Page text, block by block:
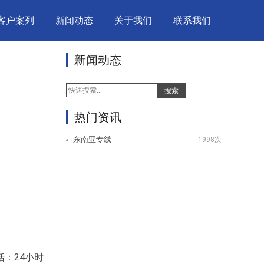
户案列 新闻动态 关于我们 联系我们
：24小时
新闻动态
搜索
热门资讯
东南亚专线 1998次